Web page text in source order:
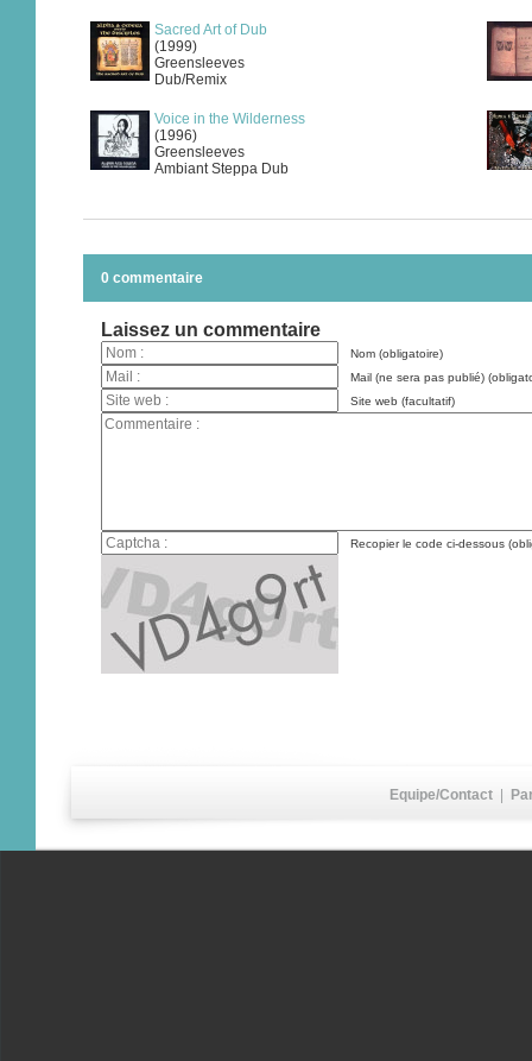
Sacred Art of Dub
(1999)
Greensleeves
Dub/Remix
Voice in the Wilderness
(1996)
Greensleeves
Ambiant Steppa Dub
0 commentaire
Laissez un commentaire
Nom (obligatoire)
Mail (ne sera pas publié)
Site web (facultatif)
Recopier le code ci-dessous
Equipe/Contact